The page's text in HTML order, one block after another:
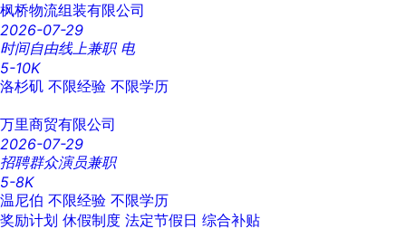
枫桥物流组装有限公司
2026-07-29
时间自由线上兼职 电
5-10K
洛杉矶 不限经验 不限学历
万里商贸有限公司
2026-07-29
招聘群众演员兼职
5-8K
温尼伯 不限经验 不限学历
奖励计划 休假制度 法定节假日 综合补贴